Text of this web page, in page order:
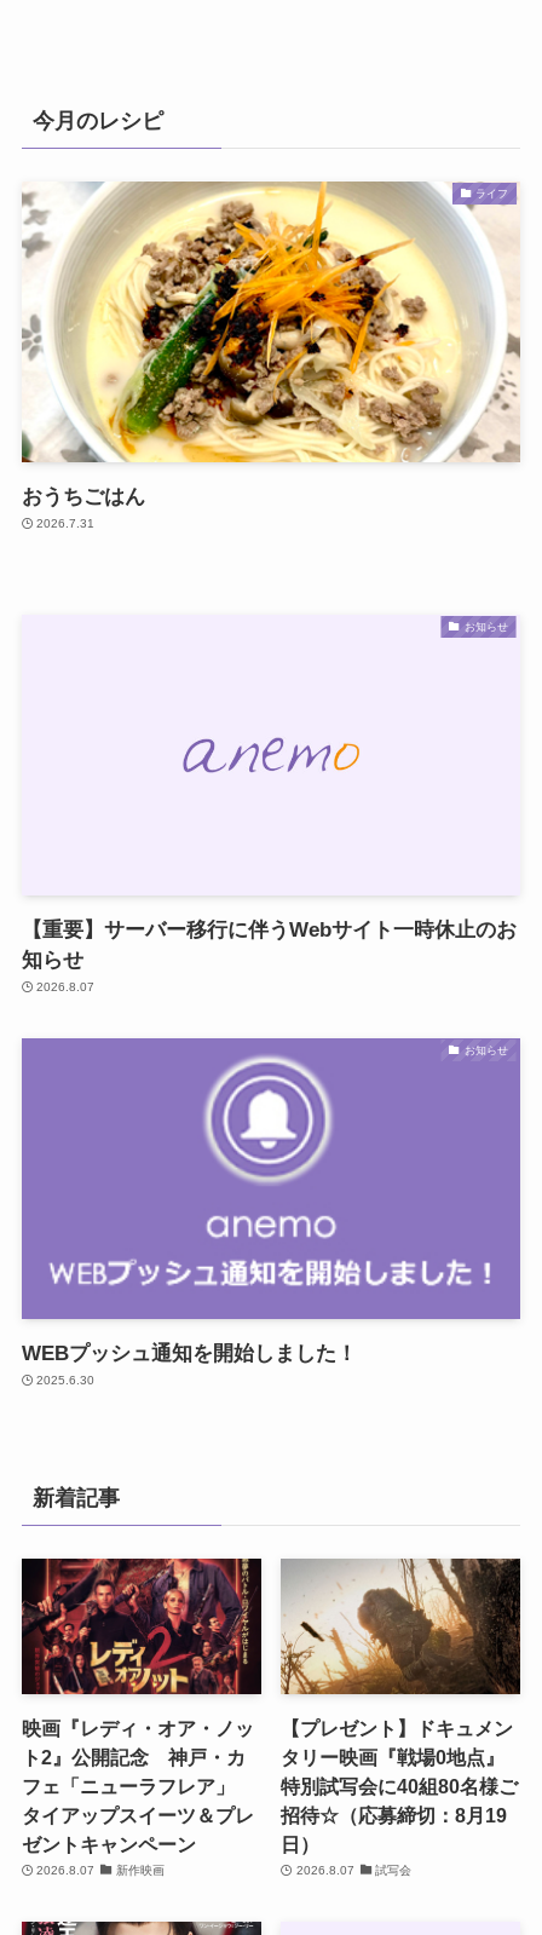
今月のレシピ
ライフ
おうちごはん
2026.7.31
お知らせ
【重要】サーバー移行に伴うWebサイト一時休止のお
知らせ
2026.8.07
お知らせ
WEBプッシュ通知を開始しました！
2025.6.30
新着記事
映画『レディ・オア・ノッ
ト2』公開記念 神戸・カ
フェ「ニューラフレア」
タイアップスイーツ＆プレ
ゼントキャンペーン
2026.8.07 新作映画
【プレゼント】ドキュメン
タリー映画『戦場0地点』
特別試写会に40組80名様ご
招待☆（応募締切：8月19
日）
2026.8.07 試写会